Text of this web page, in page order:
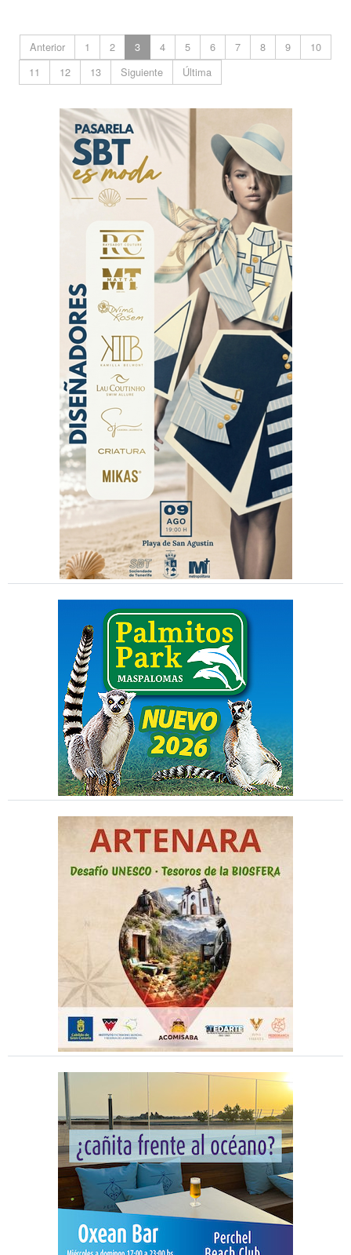
Anterior 1 2 3 4 5 6 7 8 9
10
11
12 13 Siguiente Última